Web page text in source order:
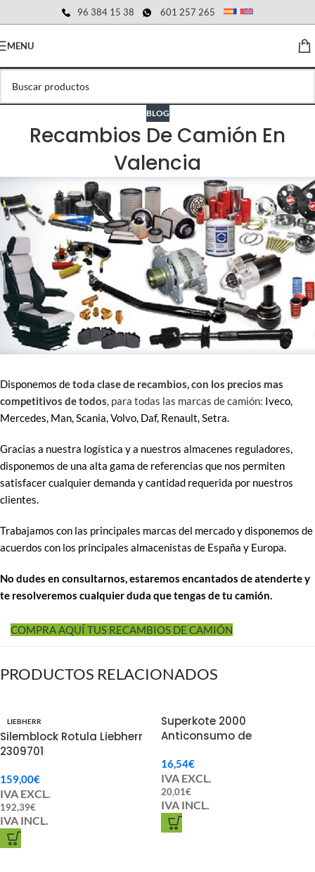
96 384 15 38 601 257 265
MENU
BLOG
Recambios De Camión En
Valencia
Disponemos detoda clase de recambios, con los precios mas
competitivos de todos, para todas las marcas de camión: Iveco,
Mercedes, Man, Scania, Volvo, Daf, Renault, Setra.
Gracias a nuestra logística y a nuestros almacenes reguladores,
disponemos de una alta gama de referencias que nos permiten
satisfacer cualquier demanda y cantidad requerida por nuestros
clientes.
Trabajamos con las principales marcas del mercado y disponemos de
acuerdos con los principales almacenistas de España y Europa.
No dudes en consultarnos, estaremos encantados de atenderte y
te resolveremos cualquier duda que tengas de tu camión.
COMPRA AQUÍ TUS RECAMBIOS DE CAMIÓN
PRODUCTOS RELACIONADOS
LIEBHERR
Silemblock Rotula Liebherr
2309701
159,00€
IVA EXCL.
192,39€
IVA INCL.
Superkote 2000
Anticonsumo de
Coches 210 ML.
16,54€
IVA EXCL.
20,01€
IVA INCL.